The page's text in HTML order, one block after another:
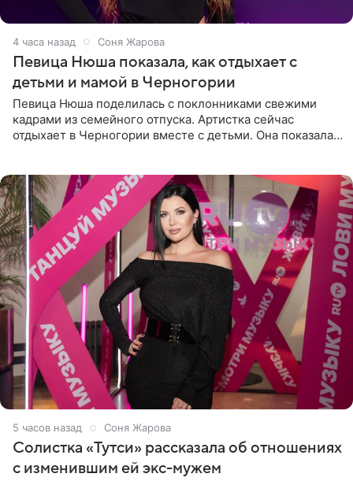
4 часа назад Соня Жарова
Певица Нюша показала, как отдыхает с
детьми и мамой в Черногории
Певица Нюша поделилась с поклонниками свежими
кадрами из семейного отпуска. Артистка сейчас
отдыхает в Черногории вместе с детьми. Она показала,
5 часов назад Соня Жарова
Солистка «Тутси» рассказала об отношениях
с изменившим ей экс-мужем